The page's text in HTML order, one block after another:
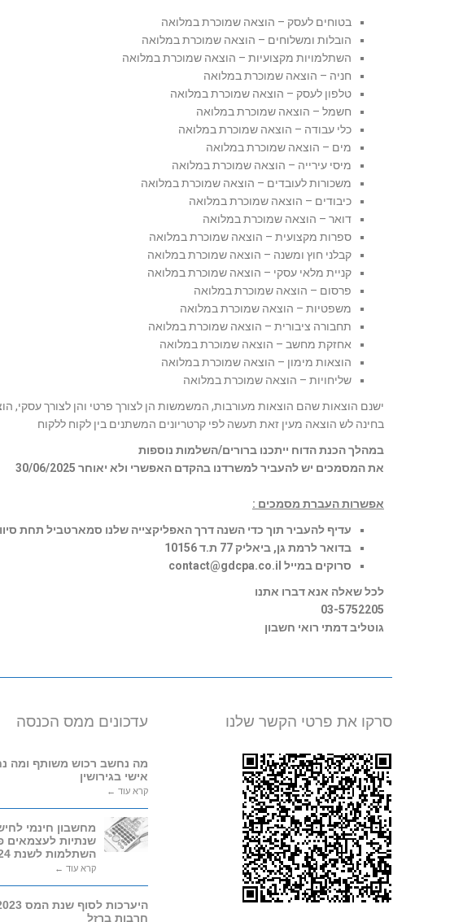
בטוחים לעסק – הוצאה שמוכרת במלואה
הובלות ומשלוחים – הוצאה שמוכרת במלואה
השתלמויות מקצועיות – הוצאה שמוכרת במלואה
חניה – הוצאה שמוכרת במלואה
טלפון לעסק – הוצאה שמוכרת במלואה
חשמל – הוצאה שמוכרת במלואה
כלי עבודה – הוצאה שמוכרת במלואה
מים – הוצאה שמוכרת במלואה
מיסי עירייה – הוצאה שמוכרת במלואה
משכורות לעובדים – הוצאה שמוכרת במלואה
כיבודים – הוצאה שמוכרת במלואה
דואר – הוצאה שמוכרת במלואה
ספרות מקצועית – הוצאה שמוכרת במלואה
קבלני חוץ ומשנה – הוצאה שמוכרת במלואה
קניית מלאי עסקי – הוצאה שמוכרת במלואה
פרסום – הוצאה שמוכרת במלואה
משפטיות – הוצאה שמוכרת במלואה
תחבורה ציבורית – הוצאה שמוכרת במלואה
אחזקת מחשב – הוצאה שמוכרת במלואה
הוצאות מימון – הוצאה שמוכרת במלואה
שליחויות – הוצאה שמוכרת במלואה
ישנם הוצאות שהם הוצאות מעורבות, המשמשות הן לצורך פרטי והן לצורך עסקי,
בחינה לש הוצאה מעין זאת תעשה לפי קרטריונים המשתנים בין לקוח ללקוח
במהלך הכנת הדוח ייתכנו ברורים/השלמות נוספות
את המסמכים יש להעביר למשרדנו בהקדם האפשרי ולא יאוחר 30/06/2025
אפשרות העברת מסמכים :
עדיף להעביר תוך כדי השנה דרך האפליקצייה שלנו סמארטביל תחת
בדואר לרמת גן, ביאליק 77 ת.ד 10156
סרוקים במייל contact@gdcpa.co.il
לכל שאלה אנא דברו אתנו
03-5752205
גוטליב דמתי רואי חשבון
סרקו את פרטי הקשר שלנו עדכונים ממס הכנסה
מה נחשב רכוש משותף ומה
אישי בגירושין
קרא עוד ←
מחשבון חינמי
שנתיות לעצמאים
השתלמות לשנת 2024
קרא עוד ←
חרבות ברזל